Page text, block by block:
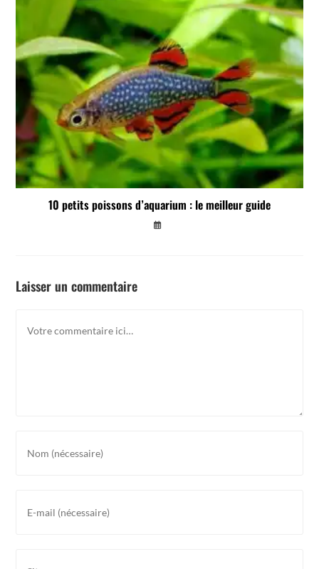
10 petits poissons d’aquarium : le meilleur guide
Laisser un commentaire
your
username
your